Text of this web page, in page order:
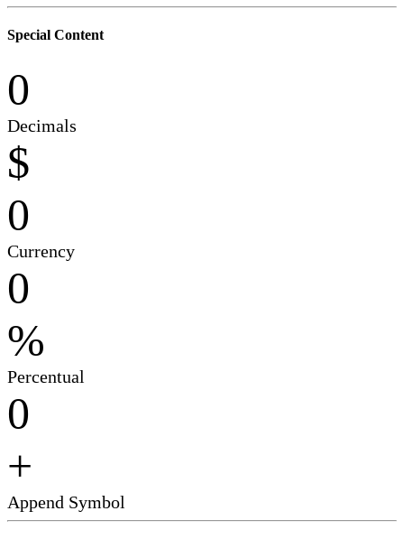
Special Content
0
Decimals
$
0
Currency
0
%
Percentual
0
+
Append Symbol